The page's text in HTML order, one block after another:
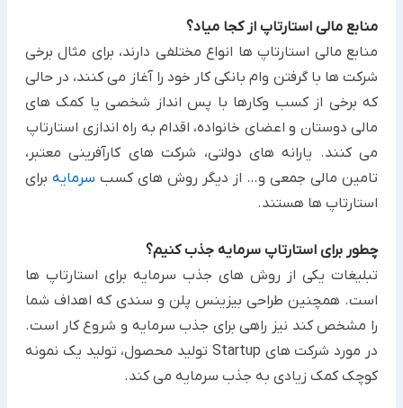
منابع مالی استارتاپ از کجا میاد؟
منابع مالی استارتاپ ها انواع مختلفی دارند، برای مثال برخی
شرکت ها با گرفتن وام بانکی کار خود را آغاز می کنند، در حالی
که برخی از کسب وکارها با پس انداز شخصی یا کمک های
مالی دوستان و اعضای خانواده، اقدام به راه اندازی استارتاپ
می کنند. یارانه های دولتی، شرکت های کارآفرینی معتبر،
تامین مالی جمعی و… از دیگر روش های کسب سرمایه برای
استارتاپ ها هستند.
چطور برای استارتاپ سرمایه جذب کنیم؟
تبلیغات یکی از روش های جذب سرمایه برای استارتاپ ها
است. همچنین طراحی بیزینس پلن و سندی که اهداف شما
را مشخص کند نیز راهی برای جذب سرمایه و شروع کار است.
در مورد شرکت های Startup تولید محصول، تولید یک نمونه
کوچک کمک زیادی به جذب سرمایه می کند.